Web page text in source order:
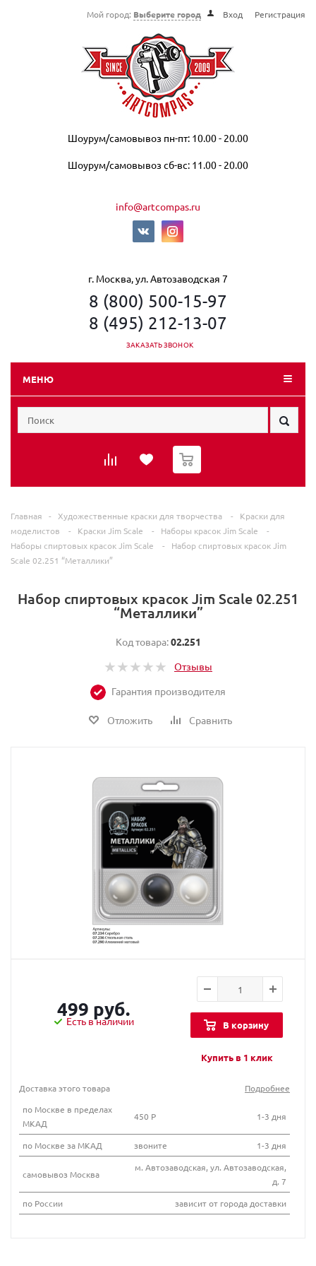
Мой город: Выберите город Вход Регистрация
Шоурум/самовывоз пн-пт: 10.00 - 20.00
Шоурум/самовывоз сб-вс: 11.00 - 20.00
info@artcompas.ru
г. Москва, ул. Автозаводская 7
8 (800) 500-15-97
8 (495) 212-13-07
ЗАКАЗАТЬ ЗВОНОК
МЕНЮ
0
Главная - Художественные краски для творчества -
Краски для
моделистов
- Краски Jim Scale - Наборы красок Jim Scale
-
Наборы спиртовых красок Jim Scale
-
Набор спиртовых красок Jim
Scale 02.251 “Металлики”
Набор спиртовых красок Jim Scale 02.251
“Металлики”
Код товара:02.251
Отзывы
Гарантия производителя
Отложить Сравнить
499 руб.
Есть в наличии В корзину
Купить в 1 клик
Доставка этого товара
Подробнее
по Москве в пределах
МКАД
450 Р 1-3 дня
по Москве за МКАД звоните 1-3 дня
самовывоз Москва
м. Автозаводская, ул. Автозаводская,
д. 7
по России
зависит от города доставки